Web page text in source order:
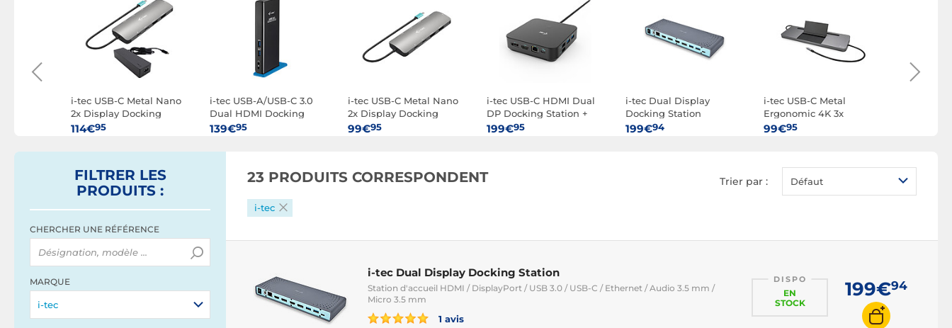
i-tec USB-C Metal Nano
2x Display Docking
Station Power Delivery
114€95
i-tec USB-A/USB-C 3.0
Dual HDMI Docking
Station
139€95
i-tec USB-C Metal Nano
2x Display Docking
Station Power Delivery
99€95
i-tec USB-C HDMI Dual
DP Docking Station +
Power Delivery 100W +
199€95
i-tec Dual Display
Docking Station
199€94
i-tec USB-C Metal
Ergonomic 4K 3x
Display Docking Station
99€95
FILTRER LES
PRODUITS :
CHERCHER UNE RÉFÉRENCE
MARQUE
i-tec
23 PRODUITS CORRESPONDENT Trier par : Défaut
i-tec
i-tec Dual Display Docking Station
Station d'accueil HDMI / DisplayPort / USB 3.0 / USB-C / Ethernet / Audio 3.5 mm /
Micro 3.5 mm
1 avis
DISPO
EN
STOCK
199€94